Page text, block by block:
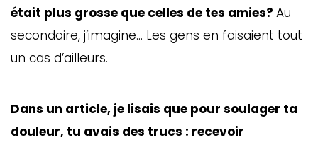
était plus grosse que celles de tes amies? Au
secondaire, j’imagine… Les gens en faisaient tout
un cas d’ailleurs.
Dans un article, je lisais que pour soulager ta
douleur, tu avais des trucs : recevoir